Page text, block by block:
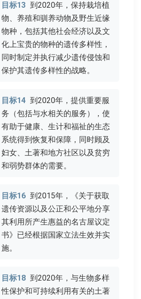
目标13 到2020年，保持栽培植
物、养殖和驯养动物及野生近缘
物种，包括其他社会经济以及文
化上宝贵的物种的遗传多样性，
同时制定并执行减少遗传侵蚀和
保护其遗传多样性的战略。
目标14 到2020年，提供重要服
务（包括与水相关的服务），使
有助于健康、生计和福祉的生态
系统得到恢复和保障，同时顾及
妇女、土著和地方社区以及贫穷
和弱势群体的需要。
目标16 到2015年，《关于获取
遗传资源以及公正和公平地分享
其利用所产生惠益的名古屋议定
书》已经根据国家立法生效并实
施。
目标18 到2020年，与生物多样
性保护和可持续利用有关的土著